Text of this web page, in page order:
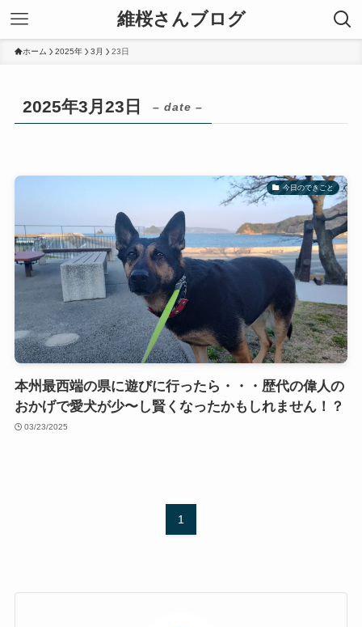
維桜さんブログ
ホーム 2025年 3月 23日
2025年3月23日 – date –
今日のできごと
本州最西端の県に遊びに行ったら・・・歴代の偉人の
おかげで愛犬が少〜し賢くなったかもしれません！？
03/23/2025
1